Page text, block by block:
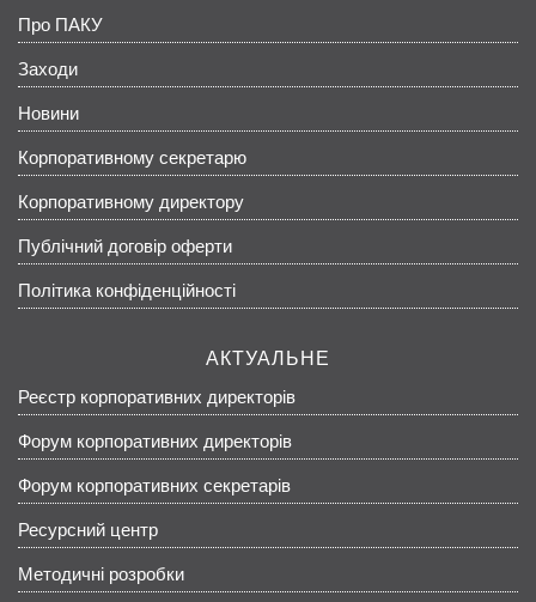
Про ПАКУ
Заходи
Новини
Корпоративному секретарю
Корпоративному директору
Публічний договір оферти
Політика конфіденційності
АКТУАЛЬНЕ
Реєстр корпоративних директорів
Форум корпоративних директорів
Форум корпоративних секретарів
Ресурсний центр
Методичні розробки